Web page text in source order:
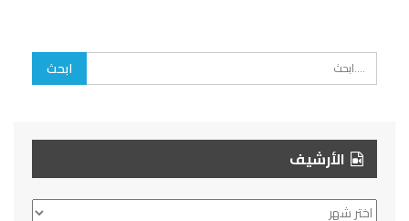
الأرشيف
الأرشيف